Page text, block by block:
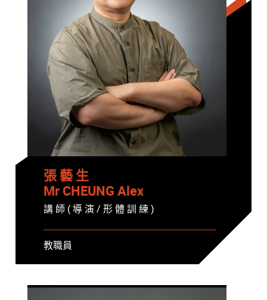
張 藝 生
Mr CHEUNG Alex
講 師 ( 導 演 / 形 體 訓 練 )
教職員